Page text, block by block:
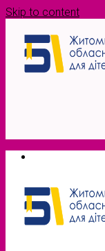
Skip to content